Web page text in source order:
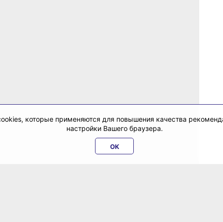
которые применяются для повышения качества
настройки Вашего браузера.
OK